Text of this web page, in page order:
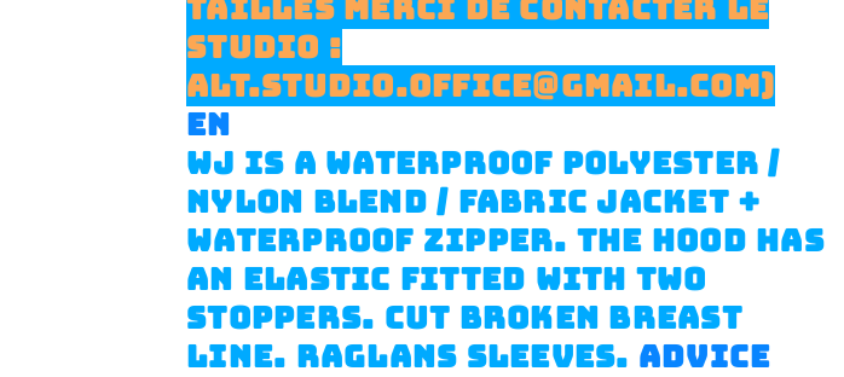
TAILLES MERCI DE CONTACTER LE
STUDIO :
ALT.STUDIO.OFFICE@GMAIL.COM)
EN
WJ IS A WATERPROOF POLYESTER /
NYLON BLEND / FABRIC JACKET +
WATERPROOF ZIPPER. THE HOOD HAS
AN ELASTIC FITTED WITH TWO
STOPPERS. CUT BROKEN BREAST
LINE. RAGLANS SLEEVES. ADVICE